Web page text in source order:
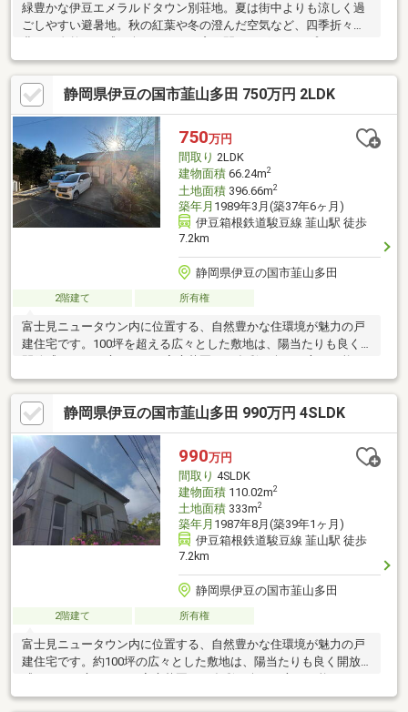
緑豊かな伊豆エメラルドタウン別荘地。夏は街中よりも涼しく過
ごしやすい避暑地。秋の紅葉や冬の澄んだ空気など、四季折々の
トな森。2階リビングから緑を愉しむ静かな環境です。傾斜地が多
い別荘地ですが、この物件は平坦地で車の出し入れも容易。隠れ
た好条件の区画です。大自然に囲まれながらも、車を使えば「伊
豆中央道」や「熱海・函南・三島」方面へのアクセスが比較的良
好です。新幹線が停まる「三島駅」や、買い物環境の整った「函
南町・伊豆の国市」の市街地まで車で30～40分圏内のため、「不
便すぎない田舎暮らし」を求める層に響きやすい立地です。
静岡県伊豆の国市韮山多田 750万円 2LDK
750万円
間取り 2LDK
建物面積66.24m2
土地面積396.66m2
築年月 1989年3月(築37年6ヶ月)
伊豆箱根鉄道駿豆線 韮山駅 徒歩
7.2km
静岡県伊豆の国市韮山多田
2階建て 所有権
富士見ニュータウン内に位置する、自然豊かな住環境が魅力の戸
建住宅です。100坪を超える広々とした敷地は、陽当たりも良く
す。管理体制の整った別荘地のため、安心してご利用いただけま
す。セカンドハウスとしての利用はもちろん、静かな環境での定
住にも適しており、幅広いニーズに応える物件です。
静岡県伊豆の国市韮山多田 990万円 4SLDK
990万円
間取り 4SLDK
建物面積110.02m2
土地面積333m2
築年月 1987年8月(築39年1ヶ月)
伊豆箱根鉄道駿豆線 韮山駅 徒歩
7.2km
静岡県伊豆の国市韮山多田
2階建て 所有権
富士見ニュータウン内に位置する、自然豊かな住環境が魅力の戸
建住宅です。約100坪の広々とした敷地は、陽当たりも良く開放
管理体制の整った別荘地のため、安心してご利用いただけます。